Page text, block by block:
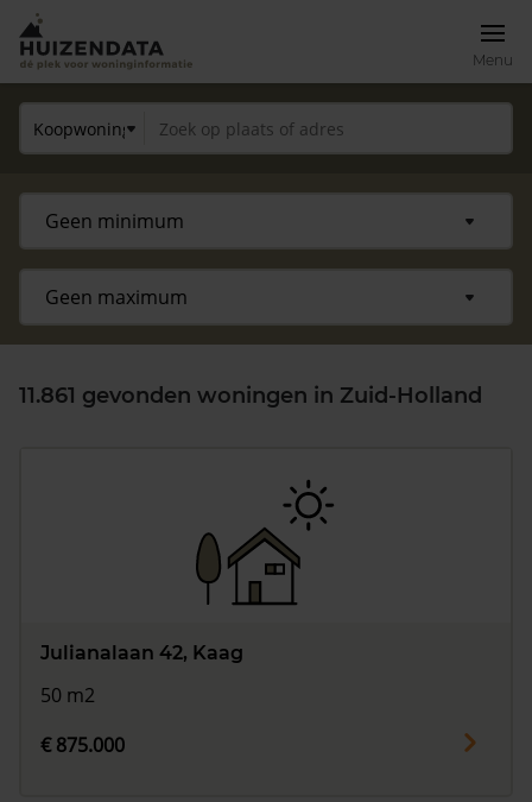
Menu
Vragen? Neem contact met ons op
Maandag t/m vrijdag - 08:00 -18:00
11.861 gevonden woningen in Zuid-Holland
Julianalaan 42, Kaag
50 m2
€ 875.000